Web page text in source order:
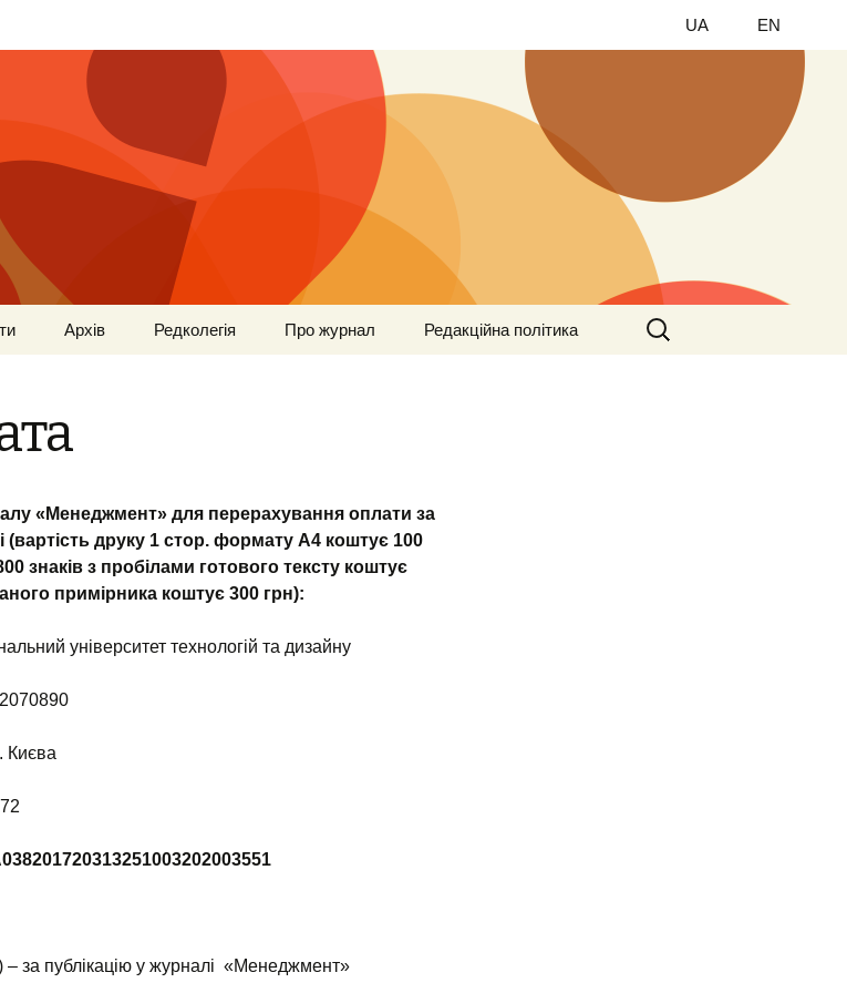
UA EN
Архів Редколегія Про журнал Редакційна політика
Найти:
«Менеджмент» для перерахування оплати за
(вартість друку 1 стор. формату А4 коштує 100
знаків з пробілами готового тексту коштує
примірника коштує 300 грн):
університет технологій та дизайну
Києва
– за публікацію у журналі «Менеджмент»